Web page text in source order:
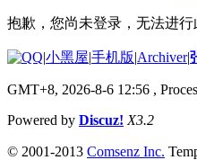
抱歉，您尚未登录，无法进行
|小黑屋|手机版|Archiver|
GMT+8, 2026-8-6 12:56 ,
Powered by Discuz! X3.2
© 2001-2013 Comsenz Inc.